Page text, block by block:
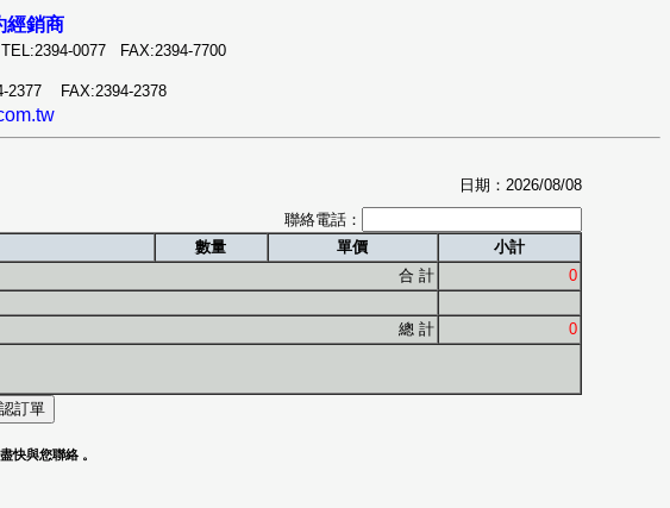
經銷商
TEL:2394-0077 FAX:2394-7700
2377 FAX:2394-2378
日期：2026/08/08
聯絡電話：
數量 單價
小計
合 計
0
總 計
0
快與您聯絡 。